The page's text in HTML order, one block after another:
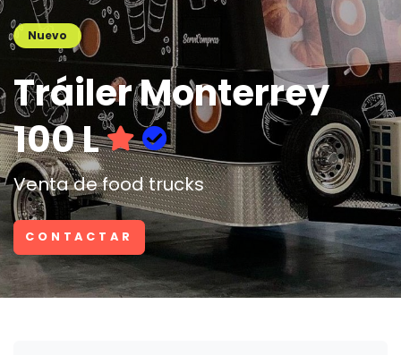
Nuevo
Tráiler Monterrey
100 L
Venta de food trucks
CONTACTAR